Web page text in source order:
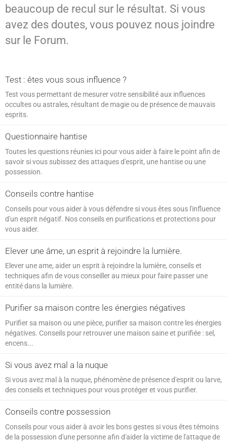
beaucoup de recul sur le résultat. Si vous
avez des doutes, vous pouvez nous joindre
sur le Forum.
Test : êtes vous sous influence ?
Test vous permettant de mesurer votre sensibilité aux influences
occultes ou astrales, résultant de magie ou de présence de mauvais
esprits.
Questionnaire hantise
Toutes les questions réunies ici pour vous aider à faire le point afin de
savoir si vous subissez des attaques d'esprit, une hantise ou une
possession.
Conseils contre hantise
Conseils pour vous aider à vous défendre si vous êtes sous l'influence
d'un esprit négatif. Nos conseils en purifications et protections pour
vous aider.
Elever une âme, un esprit à rejoindre la lumière.
Elever une ame, aider un esprit à rejoindre la lumière, conseils et
techniques afin de vous conseiller au mieux pour faire passer une
entité dans la lumière.
Purifier sa maison contre les énergies négatives
Purifier sa maison ou une pièce, purifier sa maison contre les énergies
négatives. Conseils pour retrouver une maison saine et purifiée : sel,
encens...
Si vous avez mal a la nuque
Si vous avez mal à la nuque, phénomène de présence d'esprit ou larve,
des conseils et techniques pour vous protéger et vous purifier.
Conseils contre possession
Conseils pour vous aider à avoir les bons gestes si vous êtes témoins
de la possession d'une personne afin d'aider la victime de l'attaque de